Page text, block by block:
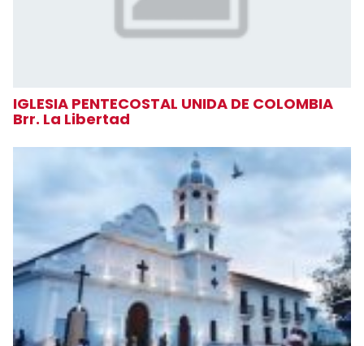
IGLESIA PENTECOSTAL UNIDA DE COLOMBIA
Brr. La Libertad